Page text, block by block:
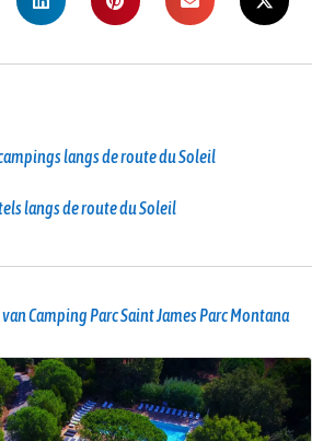
langs de route du Soleil
langs de route du Soleil
Camping Parc Saint James Parc Montana